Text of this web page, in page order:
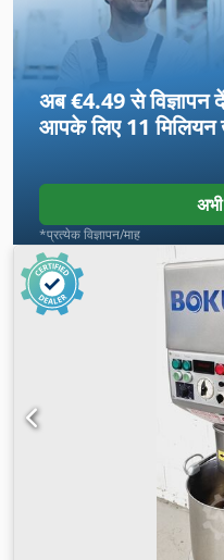
अब €4.49 से विज्ञापन दें
आपके लिए11 मिलियन
*प्रत्येक विज्ञापन/माह